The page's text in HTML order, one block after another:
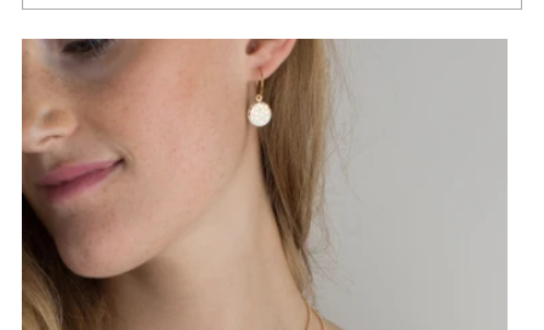
Produkt
den
Warenkorb
legen